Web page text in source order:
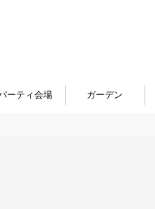
ーティ会場 ガーデン